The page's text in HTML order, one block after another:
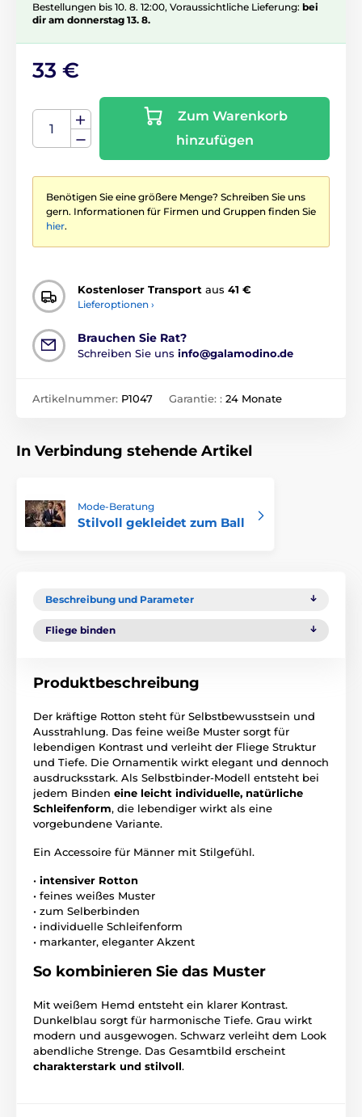
Bestellungen bis 10. 8. 12:00, Voraussichtliche Lieferung: bei
dir am donnerstag 13. 8.
33 €
Zum Warenkorb
hinzufügen
Benötigen Sie eine größere Menge? Schreiben Sie uns
gern. Informationen für Firmen und Gruppen finden Sie
hier.
Kostenloser Transport aus 41 €
Lieferoptionen ›
Brauchen Sie Rat?
Schreiben Sie uns info@galamodino.de
Artikelnummer: P1047 Garantie: : 24 Monate
In Verbindung stehende Artikel
Mode-Beratung
Stilvoll gekleidet zum Ball
Beschreibung und Parameter
Fliege binden
Produktbeschreibung
Der kräftige Rotton steht für Selbstbewusstsein und
Ausstrahlung. Das feine weiße Muster sorgt für
lebendigen Kontrast und verleiht der Fliege Struktur
und Tiefe. Die Ornamentik wirkt elegant und dennoch
ausdrucksstark. Als Selbstbinder-Modell entsteht bei
jedem Binden eine leicht individuelle, natürliche
Schleifenform, die lebendiger wirkt als eine
vorgebundene Variante.
Ein Accessoire für Männer mit Stilgefühl.
• intensiver Rotton
• feines weißes Muster
• zum Selberbinden
• individuelle Schleifenform
• markanter, eleganter Akzent
So kombinieren Sie das Muster
Mit weißem Hemd entsteht ein klarer Kontrast.
Dunkelblau sorgt für harmonische Tiefe. Grau wirkt
modern und ausgewogen. Schwarz verleiht dem Look
abendliche Strenge. Das Gesamtbild erscheint
charakterstark und stilvoll.